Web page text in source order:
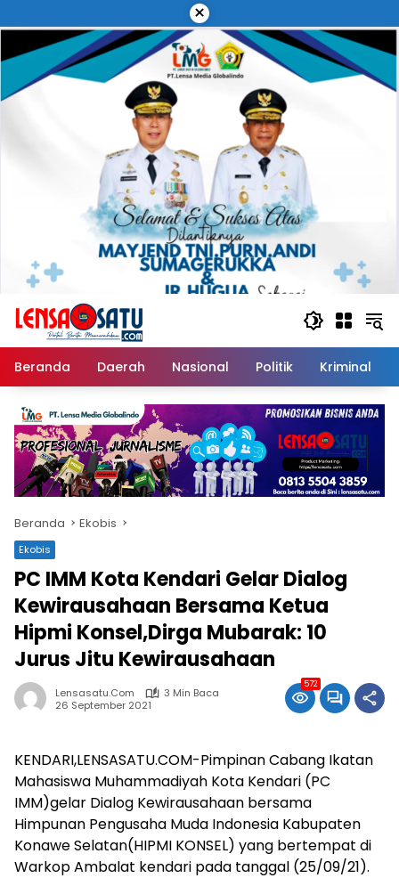
ke
konten
×
Beranda Daerah Nasional Politik Kriminal
Beranda Ekobis
Ekobis
PC IMM Kota Kendari Gelar Dialog
Kewirausahaan Bersama Ketua
Hipmi Konsel,Dirga Mubarak: 10
Jurus Jitu Kewirausahaan
Lensasatu.com
3 Min Baca
26 September 2021
572
KENDARI,LENSASATU.COM-Pimpinan Cabang Ikatan
Mahasiswa Muhammadiyah Kota Kendari (PC
IMM)gelar Dialog Kewirausahaan bersama
Himpunan Pengusaha Muda Indonesia Kabupaten
Konawe Selatan(HIPMI KONSEL) yang bertempat di
Warkop Ambalat kendari pada tanggal (25/09/21).